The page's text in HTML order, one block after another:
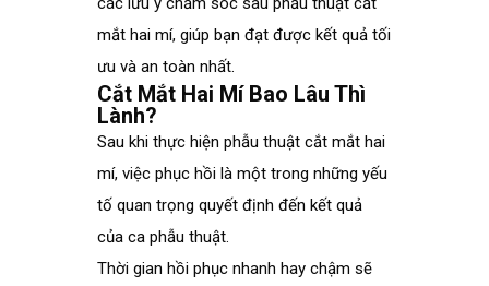
mắt hai mí, giúp bạn đạt được kết quả tối
ưu và an toàn nhất.
Cắt Mắt Hai Mí Bao Lâu Thì
Lành?
Sau khi thực hiện phẫu thuật cắt mắt hai
mí, việc phục hồi là một trong những yếu
tố quan trọng quyết định đến kết quả
của ca phẫu thuật.
Thời gian hồi phục nhanh hay chậm sẽ